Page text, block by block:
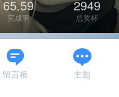
65.59
完成率
2949
总奖杯
留言板 主题